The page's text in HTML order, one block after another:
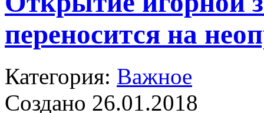
переносится на
Категория: Важное
Создано 26.01.2018